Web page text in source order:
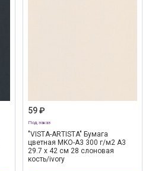
59 ₽
Под заказ
"VISTA-ARTISTA" Бумага
цветная MKO-A3 300 г/м2 A3
29.7 х 42 см 28 слоновая
кость/ivory